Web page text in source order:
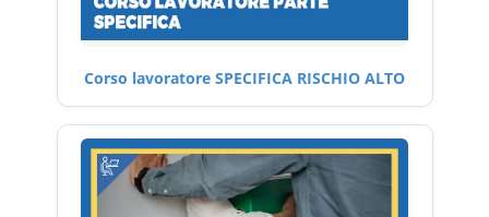
Corso lavoratore SPECIFICA RISCHIO ALTO